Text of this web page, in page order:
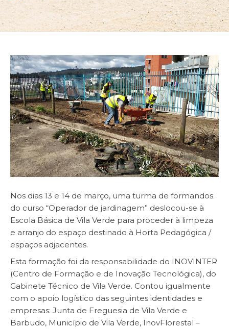
Nos dias 13 e 14 de março, uma turma de formandos
do curso “Operador de jardinagem” deslocou-se à
Escola Básica de Vila Verde para proceder à limpeza
e arranjo do espaço destinado à Horta Pedagógica /
espaços adjacentes.
Esta formação foi da responsabilidade do INOVINTER
(Centro de Formação e de Inovação Tecnológica), do
Gabinete Técnico de Vila Verde. Contou igualmente
com o apoio logístico das seguintes identidades e
empresas: Junta de Freguesia de Vila Verde e
Barbudo, Município de Vila Verde, InovFlorestal –